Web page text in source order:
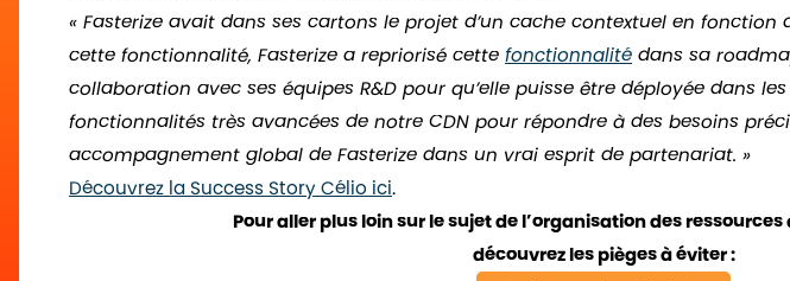
« Fasterize avait dans ses cartons le projet d’un cache contextuel en
cette fonctionnalité, Fasterize a repriorisé cette fonctionnalité dans sa
collaboration avec ses équipes R&D pour qu’elle puisse être déployée dans
fonctionnalités très avancées de notre CDN pour répondre à des besoins
accompagnement global de Fasterize dans un vrai esprit de partenariat. »
Découvrez la Success Story Célio ici.
Pour aller plus loin sur le sujet de l’organisation des
découvrez les pièges à éviter :